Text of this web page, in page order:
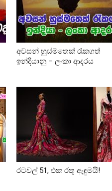
අවසන් හුස්මතෙක් රැකගත්
ඉන්දියානු – ලංකා ආදරය
රටවල් 51, එක රතු ඇඳුමයි!